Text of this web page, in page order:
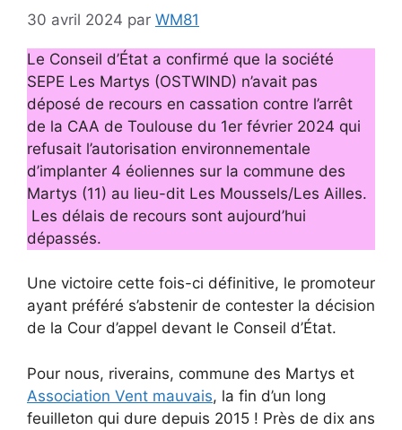
30 avril 2024 par WM81
Le Conseil d’État a confirmé que la société
SEPE Les Martys (OSTWIND) n’avait pas
déposé de recours en cassation contre l’arrêt
de la CAA de Toulouse du 1er février 2024 qui
refusait l’autorisation environnementale
d’implanter 4 éoliennes sur la commune des
Martys (11) au lieu-dit Les Moussels/Les Ailles.
Les délais de recours sont aujourd’hui
dépassés.
Une victoire cette fois-ci définitive, le promoteur
ayant préféré s’abstenir de contester la décision
de la Cour d’appel devant le Conseil d’État.
Pour nous, riverains, commune des Martys et
Association Vent mauvais, la fin d’un long
feuilleton qui dure depuis 2015 ! Près de dix ans